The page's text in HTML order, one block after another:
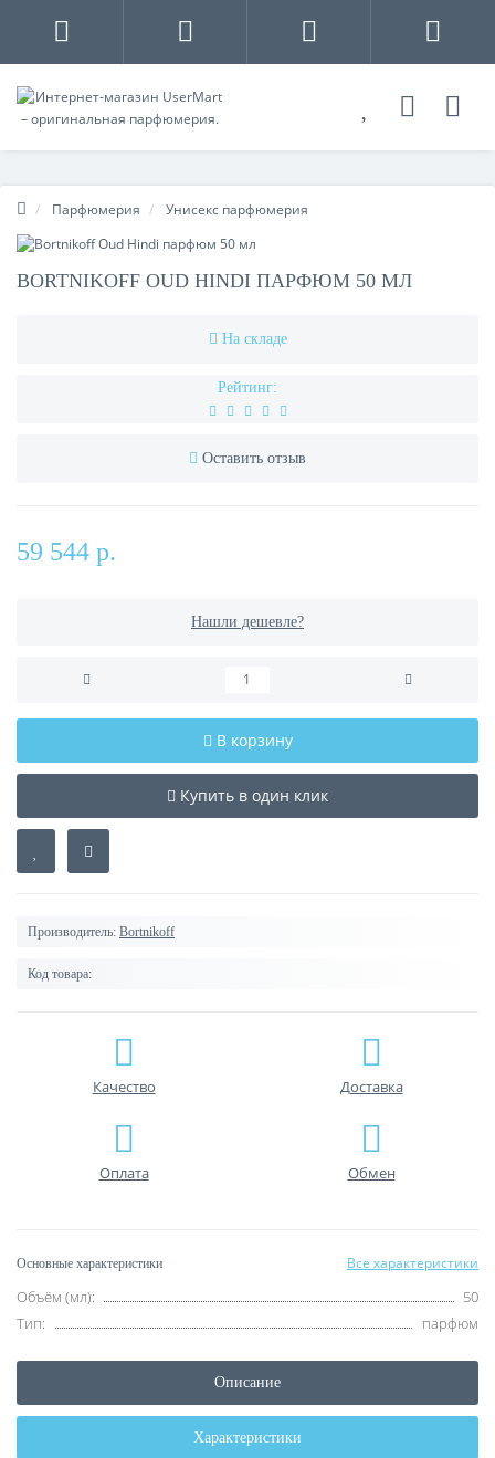
Парфюмерия Унисекс парфюмерия
BORTNIKOFF OUD HINDI ПАРФЮМ 50 МЛ
На складе
Рейтинг:
Оставить отзыв
59 544 р.
Нашли дешевле?
В корзину
Купить в один клик
Производитель: Bortnikoff
Код товара:
Качество Доставка
Оплата Обмен
Основные характеристики Все характеристики
Объём (мл):
50
Тип:
парфюм
Описание
Характеристики